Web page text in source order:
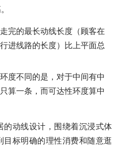
完的最长动线长度（顾客在
进线路的长度）比上平面总
度不同的是，对于中间有中
算一条，而可达性环度算中
的动线设计，围绕着沉浸式体
标明确的理性消费和随意逛